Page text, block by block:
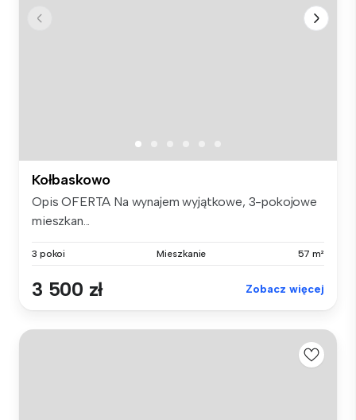
Kołbaskowo
Opis OFERTA Na wynajem wyjątkowe, 3-pokojowe
mieszkan...
3 pokoi Mieszkanie 57 m²
3 500 zł Zobacz więcej